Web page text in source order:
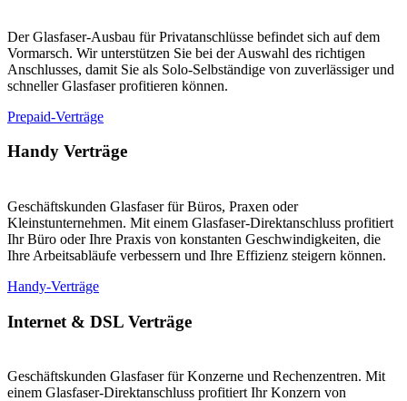
Der Glasfaser-Ausbau für Privatanschlüsse befindet sich auf dem
Vormarsch. Wir unterstützen Sie bei der Auswahl des richtigen
Anschlusses, damit Sie als Solo-Selbständige von zuverlässiger und
schneller Glasfaser profitieren können.
Prepaid-Verträge
Handy Verträge
Geschäftskunden Glasfaser für Büros, Praxen oder
Kleinstunternehmen. Mit einem Glasfaser-Direktanschluss profitiert
Ihr Büro oder Ihre Praxis von konstanten Geschwindigkeiten, die
Ihre Arbeitsabläufe verbessern und Ihre Effizienz steigern können.
Handy-Verträge
Internet & DSL Verträge
Geschäftskunden Glasfaser für Konzerne und Rechenzentren. Mit
einem Glasfaser-Direktanschluss profitiert Ihr Konzern von